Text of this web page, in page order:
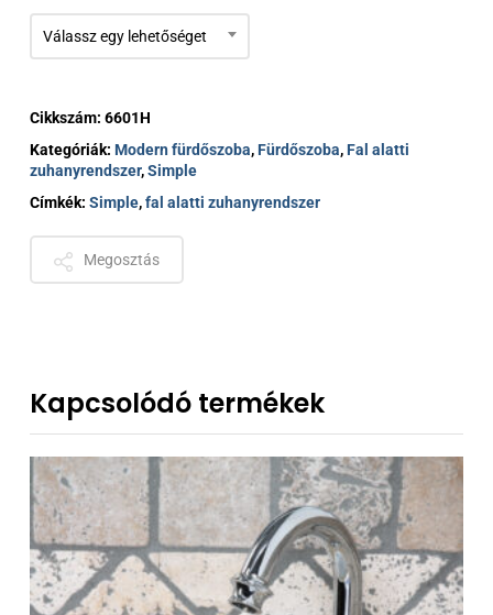
Válassz egy lehetőséget
Cikkszám: 6601H
Kategóriák: Modern fürdőszoba,Fürdőszoba,Fal alatti
zuhanyrendszer,Simple
Címkék: Simple,fal alatti zuhanyrendszer
Megosztás
Kapcsolódó termékek